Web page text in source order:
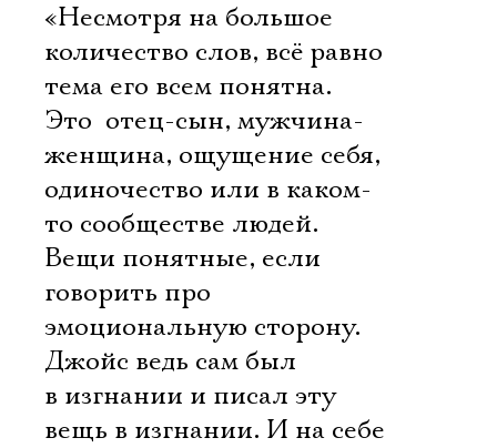
«Несмотря на большое
количество слов, всё равно
тема его всем понятна.
Это  отец-сын, мужчина-
женщина, ощущение себя,
одиночество или в каком-
то сообществе людей.
Вещи понятные, если
говорить про
эмоциональную сторону.
Джойс ведь сам был
в изгнании и писал эту
вещь в изгнании. И на себе